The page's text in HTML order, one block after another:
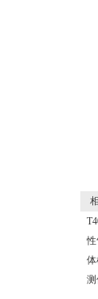
相
测